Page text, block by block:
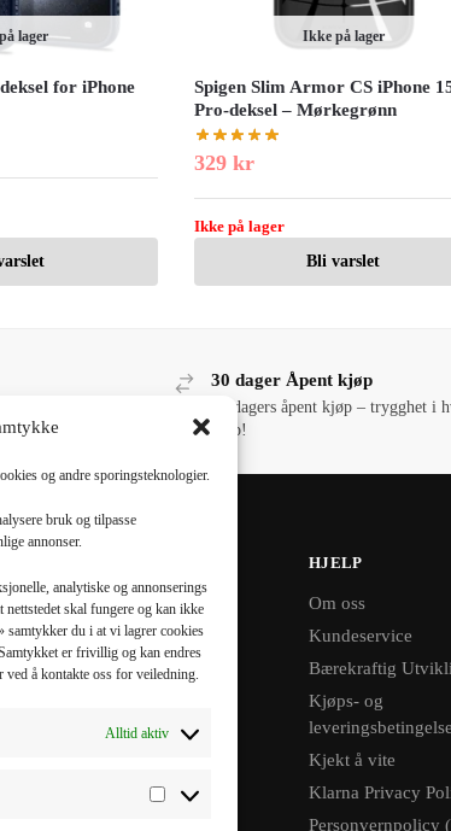
og andre sporingsteknologier.
bruk og tilpasse
annonser.
analytiske og annonserings
skal fungere og kan ikke
samtykker du i at vi lagrer cookies
er frivillig og kan endres
å kontakte oss for veiledning.
Alltid aktiv
lager
for iPhone
Ikke på lager
Spigen Slim Armor CS iPhone
Pro-deksel – Mørkegrønn
329 kr
Ikke på lager
Bli varslet
30 dager Åpent kjøp
30 dagers åpent kjøp – trygghet i
kjøp!
MOBILTILBEHØR
iPhone 16 Pro Max
iPhone 16 Pro
iPhone 16
Galaxy S25 Plus
HJELP
Om oss
Kundeservice
Bærekraftig
Kjøps- og
Kjekt å vite
Klarna Privacy
Personvernpolicy